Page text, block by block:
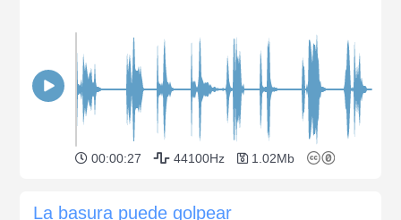
00:00:27 44100Hz 1.02Mb
La basura puede golpear